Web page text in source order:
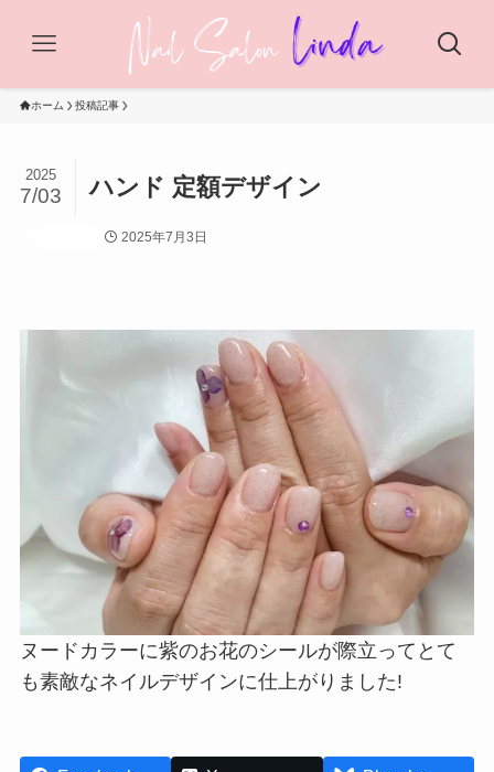
ホーム 投稿記事
ハンド 定額デザイン
2025
7/03
2025年7月3日
ヌードカラーに紫のお花のシールが際立ってとて
も素敵なネイルデザインに仕上がりました!